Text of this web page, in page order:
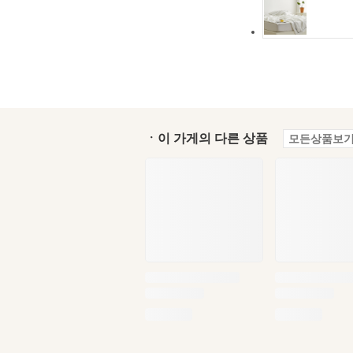
ㆍ이 가게의 다른 상품 모든상품보